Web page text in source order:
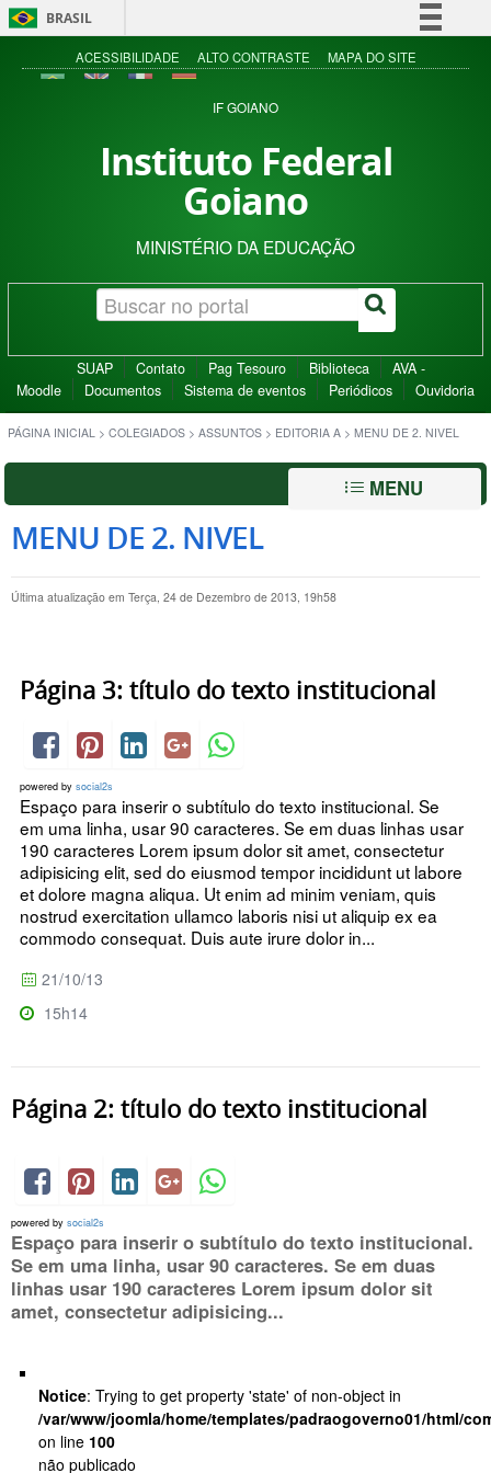
BRASIL
Simplifique!
Acesso à informação
ACESSIBILIDADE ALTO CONTRASTE MAPA DO SITE
IF GOIANO
Instituto Federal
Goiano
MINISTÉRIO DA EDUCAÇÃO
SUAP Contato Pag Tesouro Biblioteca
AVA -
Moodle
Documentos Sistema de eventos Periódicos Ouvidoria
PÁGINA INICIAL > COLEGIADOS > ASSUNTOS > EDITORIA A > MENU DE 2. NIVEL
MENU
MENU DE 2. NIVEL
Última atualização em Terça, 24 de Dezembro de 2013, 19h58
Página 3: título do texto institucional
powered by social2s
Espaço para inserir o subtítulo do texto institucional. Se
em uma linha, usar 90 caracteres. Se em duas linhas usar
190 caracteres Lorem ipsum dolor sit amet, consectetur
adipisicing elit, sed do eiusmod tempor incididunt ut labore
et dolore magna aliqua. Ut enim ad minim veniam, quis
nostrud exercitation ullamco laboris nisi ut aliquip ex ea
commodo consequat. Duis aute irure dolor in...
21/10/13
15h14
Página 2: título do texto institucional
powered by social2s
Espaço para inserir o subtítulo do texto institucional.
Se em uma linha, usar 90 caracteres. Se em duas
linhas usar 190 caracteres Lorem ipsum dolor sit
amet, consectetur adipisicing...
Notice: Trying to get property 'state' of non-object in
/var/www/joomla/home/templates/padraogoverno01/html/
on line 100
não publicado